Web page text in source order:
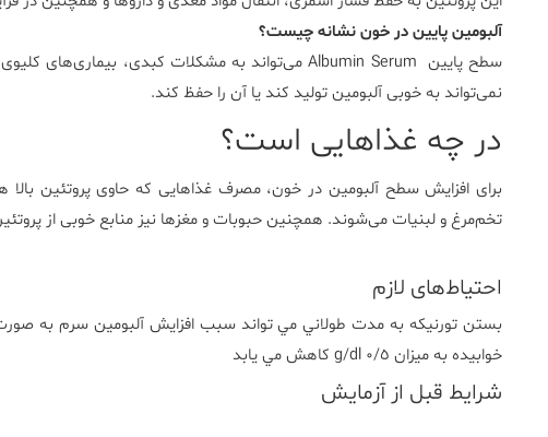
آلبومین پایین در خون نشانه چیست؟
سطح پایین Albumin Serumمی‌تواند به مشکلات کبدی، بیماری‌های
نمی‌تواند به خوبی آلبومین تولید کند یا آن را حفظ کند.
در چه غذاهایی است؟
برای افزایش سطح آلبومین در خون، مصرف غذاهایی که حاوی پروتئین
تخم‌مرغ و لبنیات می‌شوند. همچنین حبوبات و مغزها نیز منابع خوبی از
احتیاط‌های لازم
بستن تورنيکه به مدت طولاني مي تواند سبب افزايش آلبومين سرم به
خوابيده به ميزان ٠/٥ g/dl کاهش مي يابد
شرایط قبل از آزمایش